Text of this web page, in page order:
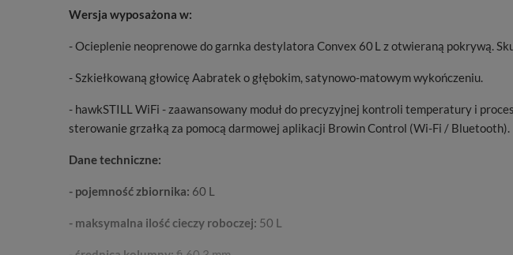
Wersja wyposażona w:
- Ocieplenie neoprenowe do garnka destylatora Convex 60 L z otwieraną pokrywą.
- Szkiełkowaną głowicę Aabratek o głębokim, satynowo-matowym wykończeniu.
- hawkSTILL WiFi - zaawansowany moduł do precyzyjnej kontroli temperatury i
sterowanie grzałką za pomocą darmowej aplikacji Browin Control (Wi-Fi / Bluetooth).
Dane techniczne:
- pojemność zbiornika: 60 L
- maksymalna ilość cieczy roboczej: 50 L